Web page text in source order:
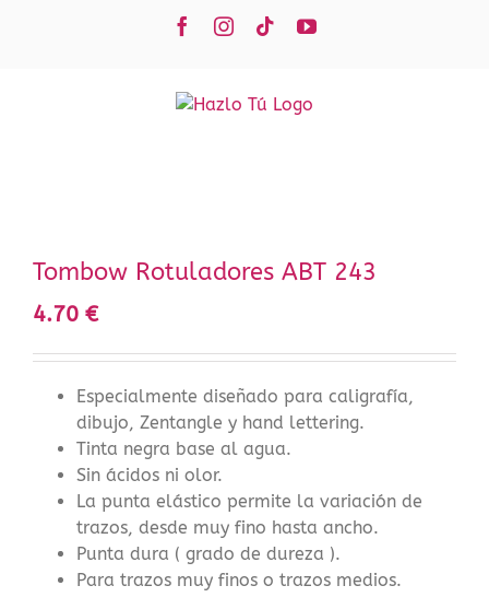
FacebookInstagram
TiktokYouTube
Tombow Rotuladores ABT 243
4.70 €
Especialmente diseñado para caligrafía,
dibujo, Zentangle y hand lettering.
Tinta negra base al agua.
Sin ácidos ni olor.
La punta elástico permite la variación de
trazos, desde muy fino hasta ancho.
Punta dura ( grado de dureza ).
Para trazos muy finos o trazos medios.